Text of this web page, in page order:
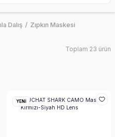
Dalış Zıpkın Maskesi
Toplam 23 ürün
YENİ